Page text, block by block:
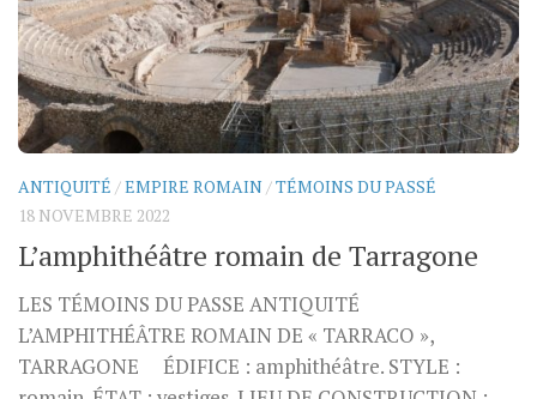
ANTIQUITÉ /EMPIRE ROMAIN /TÉMOINS DU PASSÉ
18 NOVEMBRE 2022
L’amphithéâtre romain de Tarragone
LES TÉMOINS DU PASSE ANTIQUITÉ
L’AMPHITHÉÂTRE ROMAIN DE « TARRACO »,
TARRAGONE ÉDIFICE : amphithéâtre. STYLE :